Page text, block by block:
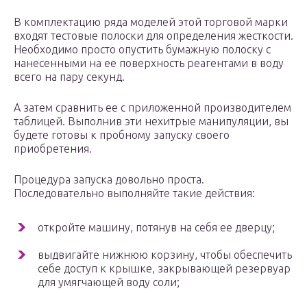
В комплектацию ряда моделей этой торговой марки
входят тестовые полоски для определения жесткости.
Необходимо просто опустить бумажную полоску с
нанесенными на ее поверхность реагентами в воду
всего на пару секунд.
А затем сравнить ее с приложенной производителем
таблицей. Выполнив эти нехитрые манипуляции, вы
будете готовы к пробному запуску своего
приобретения.
Процедура запуска довольно проста.
Последовательно выполняйте такие действия:
откройте машину, потянув на себя ее дверцу;
выдвигайте нижнюю корзину, чтобы обеспечить
себе доступ к крышке, закрывающей резервуар
для умягчающей воду соли;